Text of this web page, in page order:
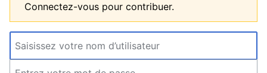
Connectez-vous pour contribuer.